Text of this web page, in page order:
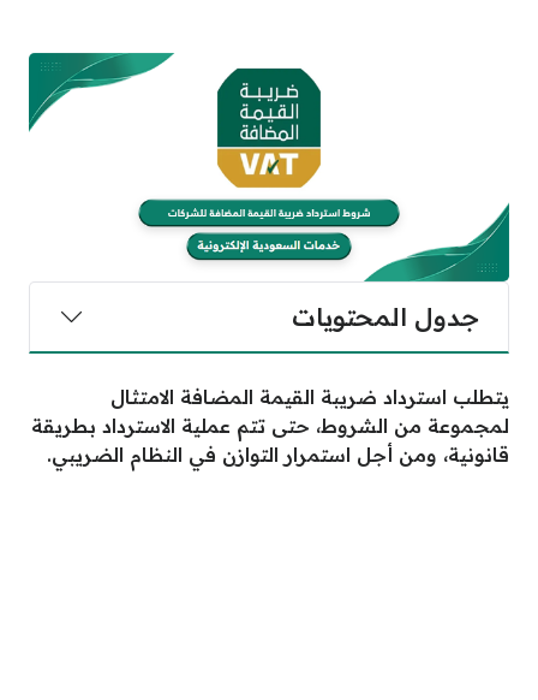
جدول المحتويات
يتطلب استرداد ضريبة القيمة المضافة الامتثال
لمجموعة من الشروط، حتى تتم عملية الاسترداد بطريقة
قانونية، ومن أجل استمرار التوازن في النظام الضريبي.